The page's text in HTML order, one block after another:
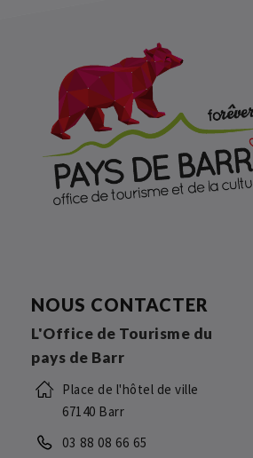
NOUS CONTACTER
L'Office de Tourisme du
pays de Barr
Place de l'hôtel de ville
67140 Barr
03 88 08 66 65